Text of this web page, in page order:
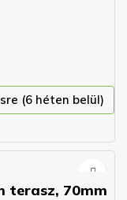
(6 héten belül)
terasz, 70mm